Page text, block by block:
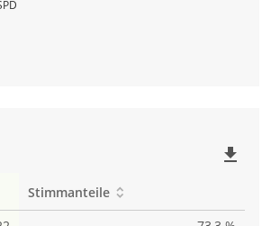
file_download
Stimmanteile